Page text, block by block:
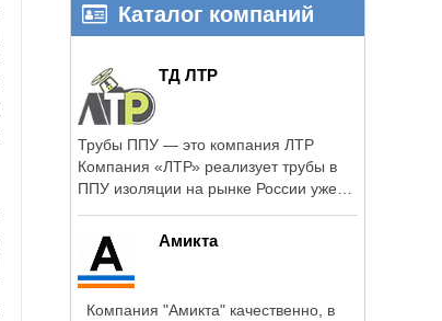
Каталог компаний
ТД ЛТР
Трубы ППУ — это компания ЛТР
Компания «ЛТР» реализует трубы в
ППУ изоляции на рынке России уже
Амикта
Компания "Амикта" качественно, в